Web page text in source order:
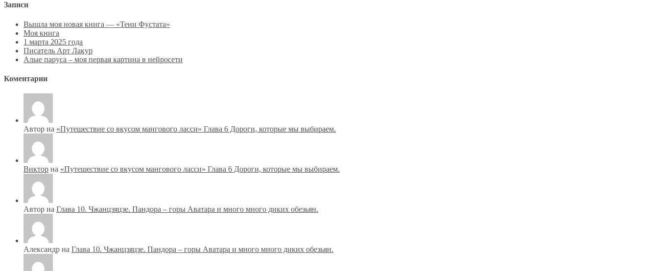
Записи
Вышла моя новая книга — «Тени Фустата»
Моя книга
1 марта 2025 года
Писатель Арт Лакур
Алые паруса – моя первая картина в нейросети
Коментарии
Автор на «Путешествие со вкусом мангового ласси» Глава 6 Дороги, которые мы выбираем.
Виктор на «Путешествие со вкусом мангового ласси» Глава 6 Дороги, которые мы выбираем.
Автор на Глава 10. Чжанцзяцзе. Пандора – горы Аватара и много много диких обезьян.
Александр на Глава 10. Чжанцзяцзе. Пандора – горы Аватара и много много диких обезьян.